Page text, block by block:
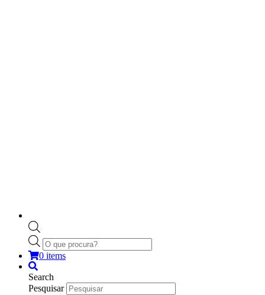
Products
search
0 items
Search
Pesquisar